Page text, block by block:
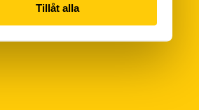
Tillåt alla